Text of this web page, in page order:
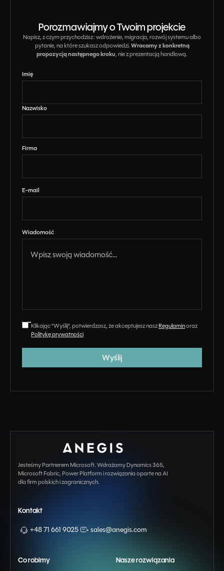
Porozmawiajmy o Twoim projekcie
Napisz, z czym przychodzisz: wdrożenie, migracja, rozwój systemu albo
pytanie, na które szukasz odpowiedzi.Wracamy z konkretną
propozycją następnego kroku, nie z prezentacją handlową.
Imię
Nazwisko
Firma
E-mail
Wiadomość
Klikając "Wyślij", potwierdzasz, że akceptujesz naszRegulaminoraz
Politykę prywatności
Jesteśmy Partnerem Microsoft. Wdrażamy Dynamics 365,
Microsoft Fabric, Power Platform i rozwiązania oparte na AI
dla firm polskich i zagranicznych.
Kontakt
+48 71 661 9025
sales@anegis.com
Co robimy Nasze rozwiązania